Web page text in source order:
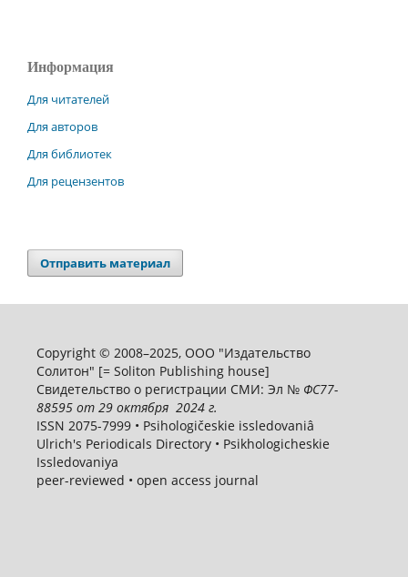
Информация
Для читателей
Для авторов
Для библиотек
Для рецензентов
Отправить материал
Copyright © 2008–2025, ООО "Издательство
Солитон" [= Soliton Publishing house]
Свидетельство о регистрации СМИ: Эл № ФС77-
88595от 29 октября 2024 г.
ISSN 2075-7999 • Psihologičeskie issledovaniâ
Ulrich's Periodicals Directory • Psikhologicheskie
Issledovaniya
peer-reviewed • open access journal